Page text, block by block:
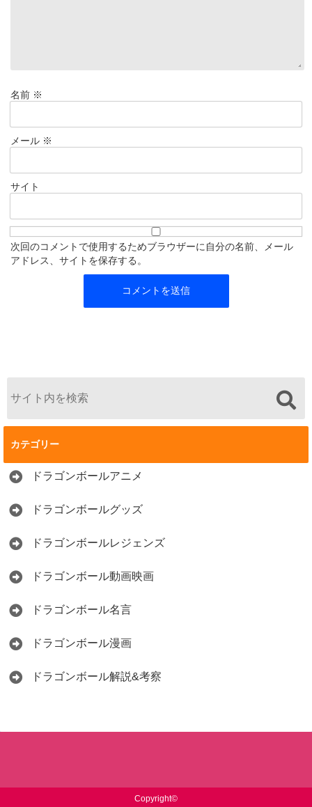
名前 ※
メール ※
サイト
次回のコメントで使用するためブラウザーに自分の名前、メール
アドレス、サイトを保存する。
カテゴリー
ドラゴンボールアニメ
ドラゴンボールグッズ
ドラゴンボールレジェンズ
ドラゴンボール動画映画
ドラゴンボール名言
ドラゴンボール漫画
ドラゴンボール解説&考察
Copyright©